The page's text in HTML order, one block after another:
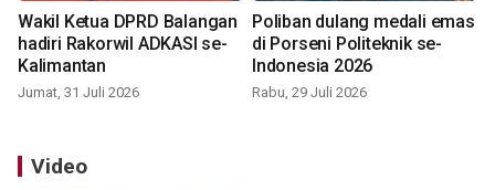
Wakil Ketua DPRD Balangan
hadiri Rakorwil ADKASI se-
Kalimantan
Jumat, 31 Juli 2026
Poliban dulang medali emas
di Porseni Politeknik se-
Indonesia 2026
Rabu, 29 Juli 2026
Video